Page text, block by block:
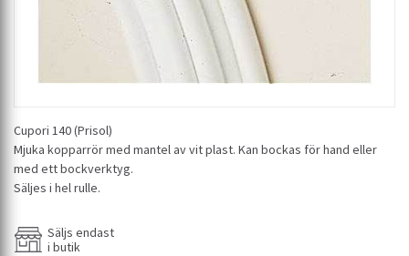
Cupori 140 (Prisol)
Mjuka kopparrör med mantel av vit plast. Kan bockas för hand eller
med ett bockverktyg.
Säljes i hel rulle.
Säljs endast
i butik